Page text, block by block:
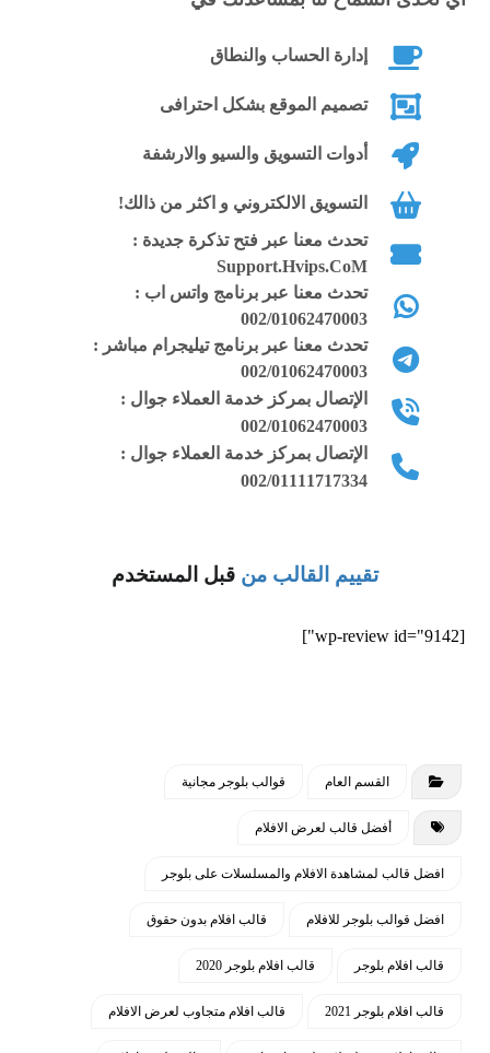
القالب متوافق مع جميع المتصفحات بأحدث
إصداراتها وفي المتصفحات ذات الإصدارات
القديمة يظهر بها تنبيه تلقائي للزائر لتحديث
المتصفح
الاستايل حتى لا تؤثر على سرعته
القالب يحتوي على شرائح عرض مختلفة
في السلايد شو بتأثيرات حركية مميزة
وإضافة عناصر وأيقونات فلات مختلفة منها
ما يخص المنتجات ومنها الالكترونيات وأيضا
الوساطة ويمكن التعديل عليهم بسهولة
القالب يحتوي على سلايد شو إضافي لعرض
جديد المقالات بالعناوين والصور ويمكن
تم الاعتماد على تأثيرات CSS3 + jQuery
لإضفاء لمسة ابداعية على الاستايل بدون
الإعلام + خريطة الموقع + اتفاقية
الاستخدام + من نحن + الأسئلة الشائعة +
قالب متجر الكتروني مناسبة للالكترونيات ،
النباتات ، أدوات الحدائق ، السيارات ،
الفواكه ، المطبخ ، الساعات ، الملحقات ،
إدارة الحساب والنطاق
تصميم الموقع بشكل احترافى
أدوات التسويق والسيو والارشفة
التسويق الالكتروني و اكثر من ذالك!
تحدث معنا عبر فتح تذكرة جديدة :
Support.Hvips.CoM
تحدث معنا عبر برنامج واتس اب :
002/01062470003
تحدث معنا عبر برنامج تيليجرام مباشر :
002/01062470003
الإتصال بمركز خدمة العملاء جوال :
002/01062470003
الإتصال بمركز خدمة العملاء جوال :
002/01111717334
تقييم القالب من قبل المستخدم
[wp-review id="9142"]
القسم العام قوالب بلوجر مجانية
أفضل قالب لعرض الافلام
افضل قالب لمشاهدة الافلام والمسلسلات على بلوجر
افضل قوالب بلوجر للافلام قالب افلام بدون حقوق
قالب افلام بلوجر قالب افلام بلوجر 2020
قالب افلام بلوجر 2021 قالب افلام متجاوب لعرض الافلام